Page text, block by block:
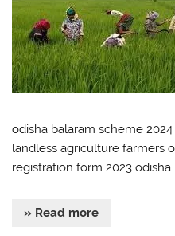
odisha balaram scheme
landless agriculture farmers
registration form 2023 odisha
» Read more